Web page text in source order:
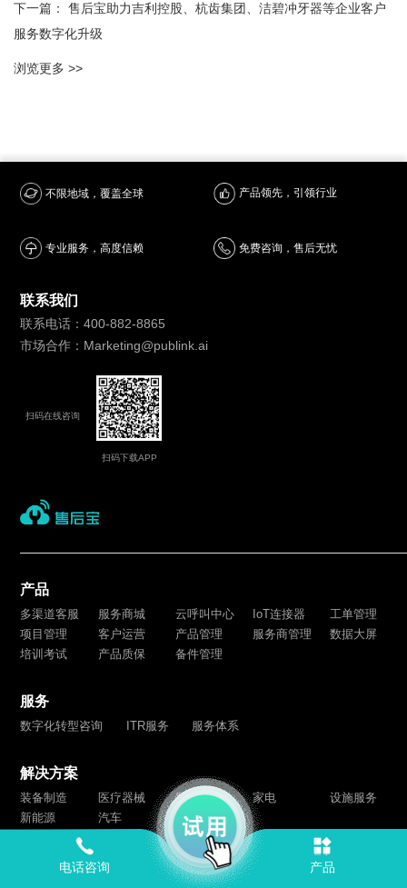
下一篇： 售后宝助力吉利控股、杭齿集团、洁碧冲牙器等企业客户
服务数字化升级
浏览更多 >>
不限地域，覆盖全球 产品领先，引领行业
专业服务，高度信赖 免费咨询，售后无忧
联系我们
联系电话：400-882-8865
市场合作：Marketing@publink.ai
扫码下载APP
产品
多渠道客服 服务商城 云呼叫中心 IoT连接器
工单管理
项目管理
客户运营 产品管理 服务商管理
数据大屏
培训考试
产品质保 备件管理
服务
数字化转型咨询 ITR服务 服务体系
解决方案
装备制造 医疗器械 智能硬件 家电
设施服务
新能源
汽车
ISO27001信息安全管理体系国际认证
ISO9001质量管理体系国际认证
国家信息安全等级保护三级认证
CMMI3软件能力成熟度模型集成认证
电话咨询 产品